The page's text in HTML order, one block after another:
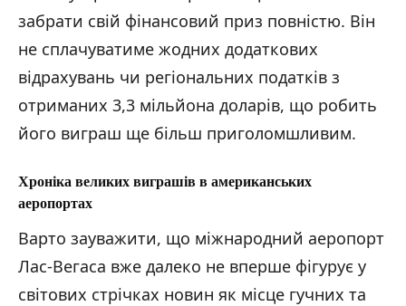
забрати свій фінансовий приз повністю. Він
не сплачуватиме жодних додаткових
відрахувань чи регіональних податків з
отриманих 3,3 мільйона доларів, що робить
його виграш ще більш приголомшливим.
Хроніка великих виграшів в американських
аеропортах
Варто зауважити, що міжнародний аеропорт
Лас-Вегаса вже далеко не вперше фігурує у
світових стрічках новин як місце гучних та